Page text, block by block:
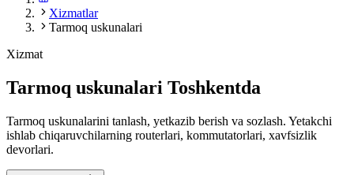
Xizmatlar
Tarmoq uskunalari
Xizmat
Tarmoq uskunalari Toshkentda
Tarmoq uskunalarini tanlash, yetkazib berish va sozlash. Yetakchi
ishlab chiqaruvchilarning routerlari, kommutatorlari, xavfsizlik
devorlari.